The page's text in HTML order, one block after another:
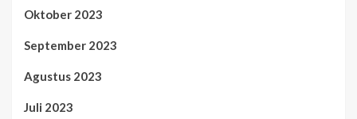
Oktober 2023
September 2023
Agustus 2023
Juli 2023